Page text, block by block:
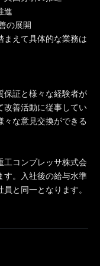
進
の展開
えて具体的な業務は
保証と様々な経験者が
改善活動に従事してい
々な意見交換ができる
工コンプレッサ株式会
す。入社後の給与水準
と同一となります。